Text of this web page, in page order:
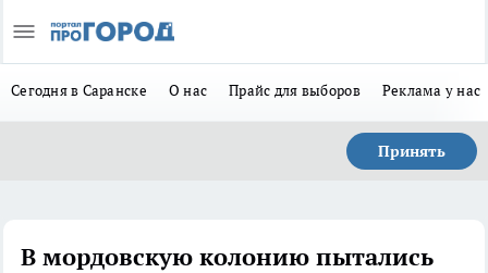
Сегодня в Саранске О нас Прайс для выборов Реклама у нас
Принять
В мордовскую колонию пытались